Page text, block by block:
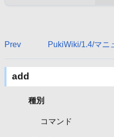
Prev PukiWiki/1.4/マニ
add
種別
コマンド